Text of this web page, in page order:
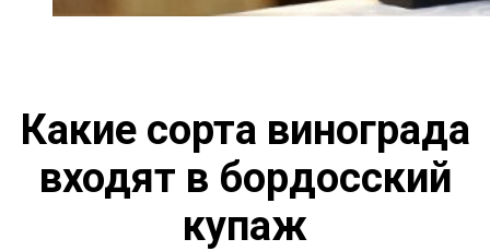
Какие сорта винограда
входят в бордосский
купаж